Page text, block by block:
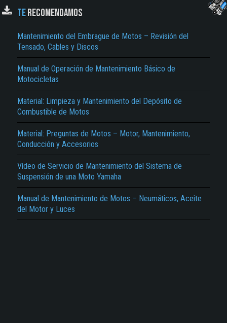
TERECOMENDAMOS
Mantenimiento del Embrague de Motos – Revisión del
Tensado, Cables y Discos
Manual de Operación de Mantenimiento Básico de
Motocicletas
Material: Limpieza y Mantenimiento del Depósito de
Combustible de Motos
Material: Preguntas de Motos – Motor, Mantenimiento,
Conducción y Accesorios
Vídeo de Servicio de Mantenimiento del Sistema de
Suspensión de una Moto Yamaha
Manual de Mantenimiento de Motos – Neumáticos, Aceite
del Motor y Luces
El Título es incorrecto según el contenido.
No carga o no se visualiza el contenido.
Reportar otro tipo de error...